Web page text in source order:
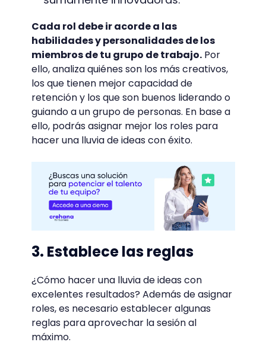
Cada rol debe ir acorde a las
habilidades y personalidades de los
miembros de tu grupo de trabajo.Por
ello, analiza quiénes son los más creativos,
los que tienen mejor capacidad de
retención y los que son buenos liderando o
guiando a un grupo de personas. En base a
ello, podrás asignar mejor los roles para
hacer una lluvia de ideas con éxito.
3. Establece las reglas
¿Cómo hacer una lluvia de ideas con
excelentes resultados? Además de asignar
roles, es necesario establecer algunas
reglas para aprovechar la sesión al
máximo.